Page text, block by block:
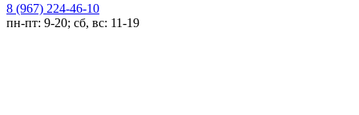
8 (967) 224-46-10
пн-пт: 9-20; сб, вс: 11-19